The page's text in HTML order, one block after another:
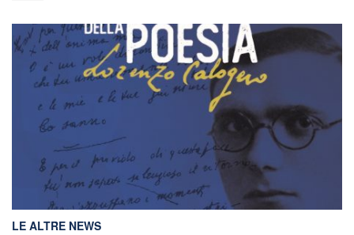
LE ALTRE NEWS